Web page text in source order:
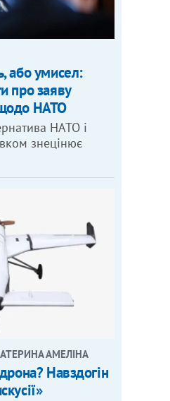
або умисел:
про заяву
НАТО
НАТО і
знецінює
АМЕЛІНА
Навздогін